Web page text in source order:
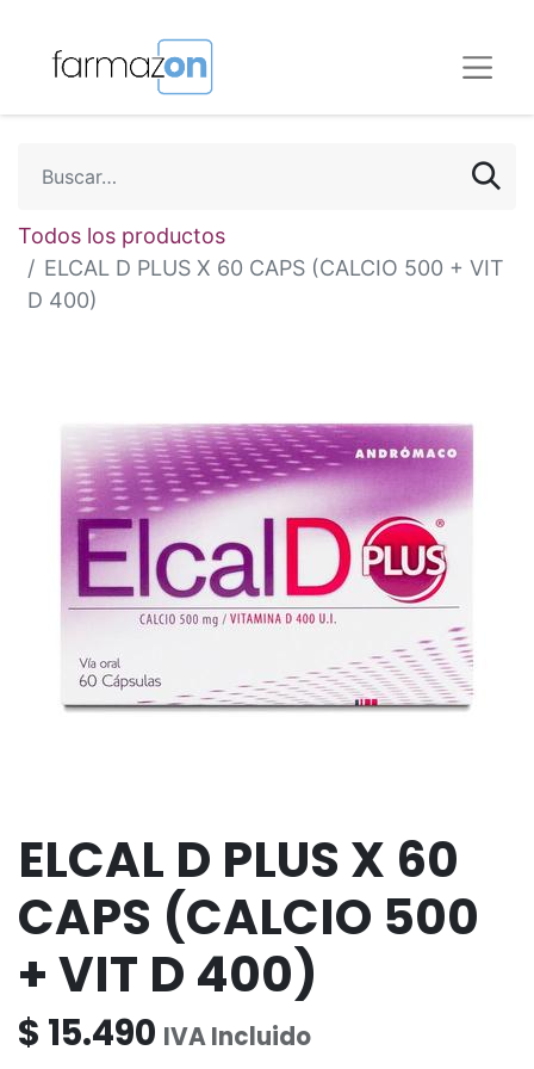
Todos los productos
ELCAL D PLUS X 60 CAPS (CALCIO 500 + VIT
D 400)
ELCAL D PLUS X 60
CAPS (CALCIO 500
+ VIT D 400)
$ 15.490 IVA Incluido